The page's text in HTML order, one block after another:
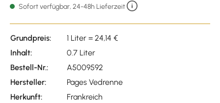
Sofort verfügbar, 24-48h Lieferzeit
Grundpreis:
1 Liter = 24,14 €
Inhalt:
0.7 Liter
Bestell-Nr.:
A5009592
Hersteller:
Pages Vedrenne
Herkunft:
Frankreich